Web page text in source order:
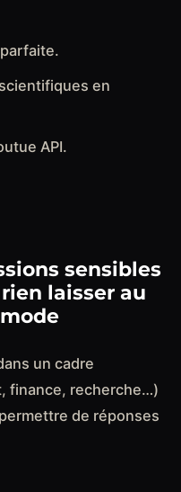
en
API.
sensibles
laisser au
un cadre
finance, recherche…)
de réponses